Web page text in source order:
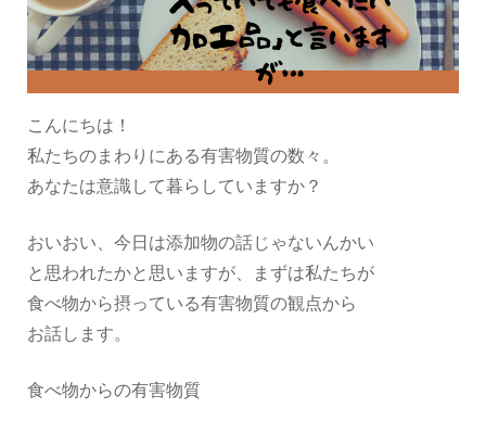
こんにちは！
私たちのまわりにある有害物質の数々。
あなたは意識して暮らしていますか？
おいおい、今日は添加物の話じゃないんかい
と思われたかと思いますが、まずは私たちが
食べ物から摂っている有害物質の観点から
お話します。
食べ物からの有害物質